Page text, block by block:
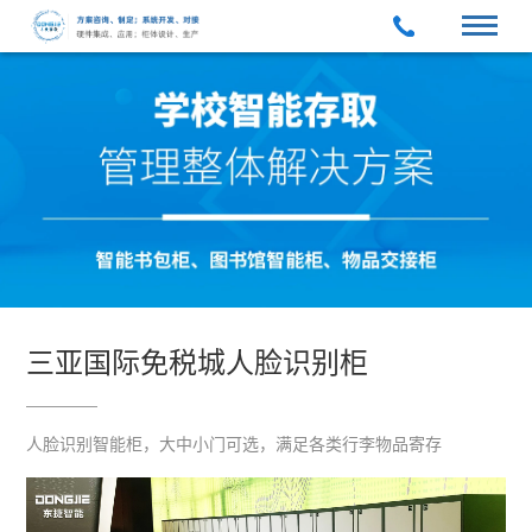
三亚国际免税城人脸识别柜
人脸识别智能柜，大中小门可选，满足各类行李物品寄存